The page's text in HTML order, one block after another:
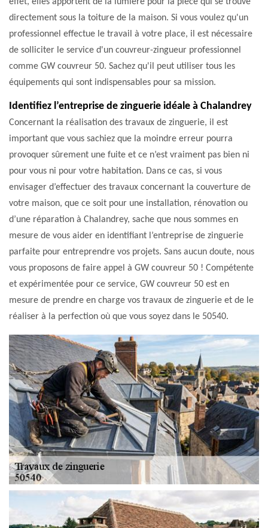
directement sous la toiture de la maison. Si vous voulez qu'un
professionnel effectue le travail à votre place, il est nécessaire
de solliciter le service d'un couvreur-zingueur professionnel
comme GW couvreur 50. Sachez qu'il peut utiliser tous les
équipements qui sont indispensables pour sa mission.
Identifiez l’entreprise de zinguerie idéale à Chalandrey
Concernant la réalisation des travaux de zinguerie, il est
important que vous sachiez que la moindre erreur pourra
provoquer sûrement une fuite et ce n’est vraiment pas bien ni
pour vous ni pour votre habitation. Dans ce cas, si vous
envisager d’effectuer des travaux concernant la couverture de
votre maison, que ce soit pour une installation, rénovation ou
d’une réparation à Chalandrey, sache que nous sommes en
mesure de vous aider en identifiant l’entreprise de zinguerie
parfaite pour entreprendre vos projets. Sans aucun doute, nous
vous proposons de faire appel à GW couvreur 50 ! Compétente
et expérimentée pour ce service, GW couvreur 50 est en
mesure de prendre en charge vos travaux de zinguerie et de le
réaliser à la perfection où que vous soyez dans le 50540.